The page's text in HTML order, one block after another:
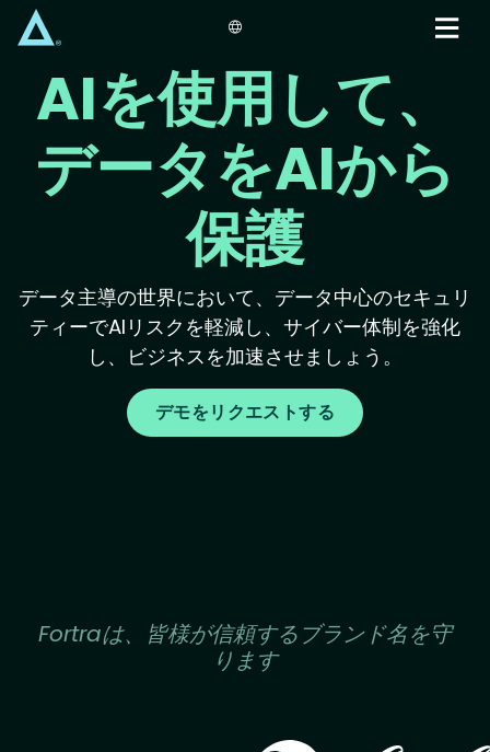
main
content
AIを使用して、
データをAIから
保護
データ主導の世界において、データ中心のセキュリ
ティーでAIリスクを軽減し、サイバー体制を強化
し、ビジネスを加速させましょう。
デモをリクエストする
Fortraは、皆様が信頼するブランド名を守
ります